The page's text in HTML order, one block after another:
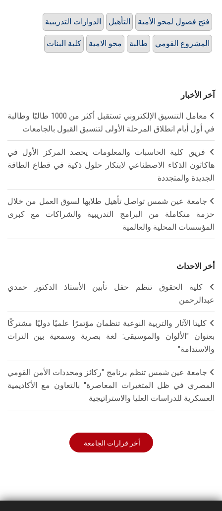
الدوارات التدريبية التأهيل فتح فصول لمحو الأمية
كلية البنات محو الامية طالبة المشروع القومي
آخر الأخبار
معامل التنسيق الإلكتروني تستقبل أكثر من 1000 طالبًا وطالبة
في أول أيام انطلاق المرحلة الأولى لتنسيق القبول بالجامعات
فريق كلية الحاسبات والمعلومات يحصد المركز الأول في
هاكاثون الذكاء الاصطناعي لابتكار حلول ذكية في قطاع الطاقة
الجديدة والمتجددة
جامعة عين شمس تواصل تأهيل طلابها لسوق العمل من خلال
حزمة متكاملة من البرامج التدريبية والشراكات مع كبرى
المؤسسات المحلية والعالمية
أخر الاحداث
كلية الحقوق تنظم حفل تأبين الأستاذ الدكتور حمدي
عبدالرحمن
كليتا الآثار والتربية النوعية تنظمان مؤتمرًا علميًا دوليًا مشتركًا
بعنوان "الألوان والموسيقى: لغة بصرية وسمعية بين التراث
والاستدامة"
جامعة عين شمس تنظم برنامج "ركائز ومحددات الأمن القومي
المصري في ظل المتغيرات المعاصرة" بالتعاون مع الأكاديمية
العسكرية للدراسات العليا والاستراتيجية
أخر قرارات الجامعة